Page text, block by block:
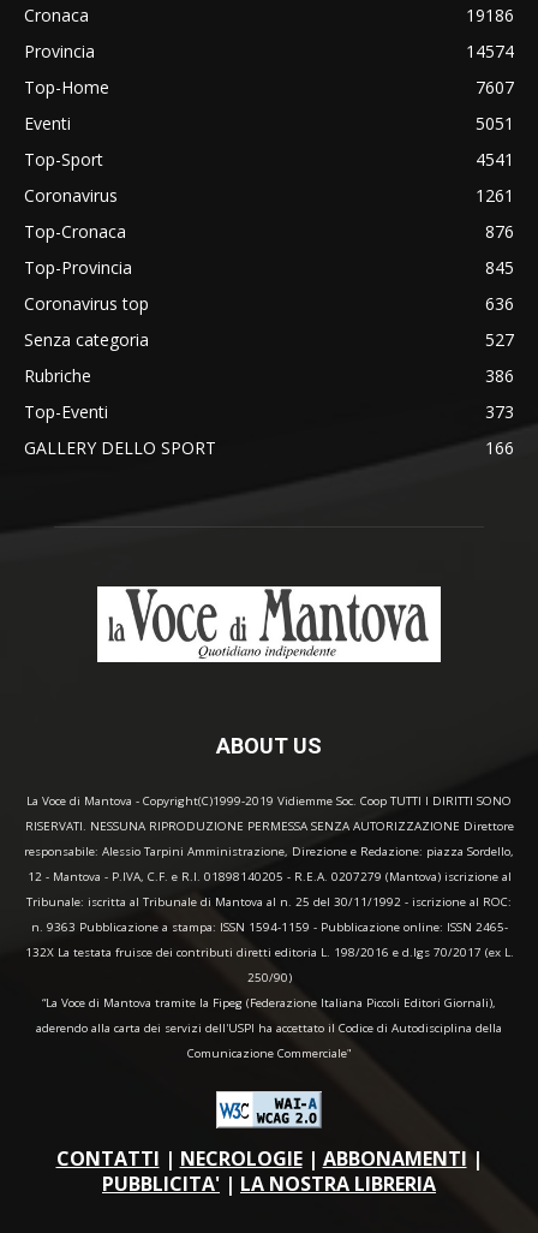
Cronaca
19186
Provincia
14574
Top-Home
7607
Eventi
5051
Top-Sport
4541
Coronavirus
1261
Top-Cronaca
876
Top-Provincia
845
Coronavirus top
636
Senza categoria
527
Rubriche
386
Top-Eventi
373
GALLERY DELLO SPORT
166
ABOUT US
La Voce di Mantova - Copyright(C)1999-2019 Vidiemme Soc. Coop TUTTI I DIRITTI SONO
RISERVATI. NESSUNA RIPRODUZIONE PERMESSA SENZA AUTORIZZAZIONE Direttore
responsabile: Alessio Tarpini Amministrazione, Direzione e Redazione: piazza Sordello,
12 - Mantova - P.IVA, C.F. e R.I. 01898140205 - R.E.A. 0207279 (Mantova) iscrizione al
Tribunale: iscritta al Tribunale di Mantova al n. 25 del 30/11/1992 - iscrizione al ROC:
n. 9363 Pubblicazione a stampa: ISSN 1594-1159 - Pubblicazione online: ISSN 2465-
132X La testata fruisce dei contributi diretti editoria L. 198/2016 e d.lgs 70/2017 (ex L.
250/90)
“La Voce di Mantova tramite la Fipeg (Federazione Italiana Piccoli Editori Giornali),
aderendo alla carta dei servizi dell'USPI ha accettato il Codice di Autodisciplina della
Comunicazione Commerciale"
CONTATTI | NECROLOGIE| ABBONAMENTI |
PUBBLICITA' | LA NOSTRA LIBRERIA